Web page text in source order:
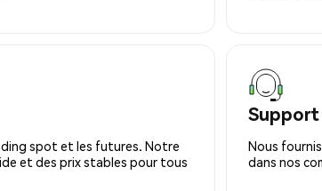
spot et les futures. Notre
et des prix stables pour tous
Support
Nous
dans nos